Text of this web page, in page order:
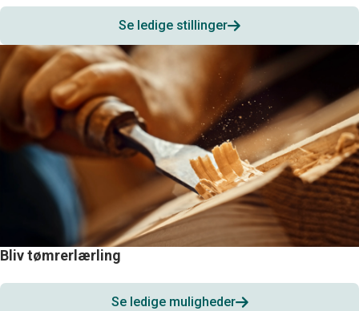
Se ledige stillinger
Bliv tømrerlærling
Se ledige muligheder